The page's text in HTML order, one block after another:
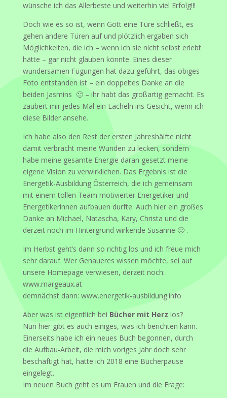
wünsche ich das Allerbeste und weiterhin viel Erfolg!!!
Doch wie es so ist, wenn Gott eine Türe schließt, es
gehen andere Türen auf und plötzlich ergaben sich
Möglichkeiten, die ich – wenn ich sie nicht selbst erlebt
hätte – gar nicht glauben könnte. Eines dieser
wundersamen Fügungen hat dazu geführt, das obiges
Foto entstanden ist – ein doppeltes Danke an die
beiden Jasmins 🙂 – ihr habt das großartig gemacht. Es
zaubert mir jedes Mal ein Lächeln ins Gesicht, wenn ich
diese Bilder ansehe.
Ich habe also den Rest der ersten Jahreshälfte nicht
damit verbracht meine Wunden zu lecken, sondern
habe meine gesamte Energie daran gesetzt meine
eigene Vision zu verwirklichen. Das Ergebnis ist die
Energetik-Ausbildung Österreich, die ich gemeinsam
mit einem tollen Team motivierter Energetiker und
Energetikerinnen aufbauen durfte. Auch hier ein großes
Danke an Michael, Natascha, Kary, Christa und die
derzeit noch im Hintergrund wirkende Susanne 🙂 .
Im Herbst geht’s dann so richtig los und ich freue mich
sehr darauf. Wer Genaueres wissen möchte, sei auf
unsere Homepage verwiesen, derzeit noch:
www.margeaux.at
demnächst dann: www.energetik-ausbildung.info
Aber was ist eigentlich bei Bücher mit Herz los?
Nun hier gibt es auch einiges, was ich berichten kann.
Einerseits habe ich ein neues Buch begonnen, durch
die Aufbau-Arbeit, die mich voriges Jahr doch sehr
beschäftigt hat, hatte ich 2018 eine Bücherpause
eingelegt.
Im neuen Buch geht es um Frauen und die Frage: